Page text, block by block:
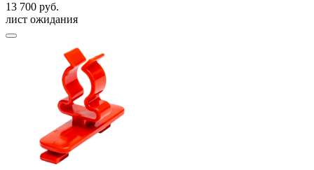
13 700 руб.
лист ожидания